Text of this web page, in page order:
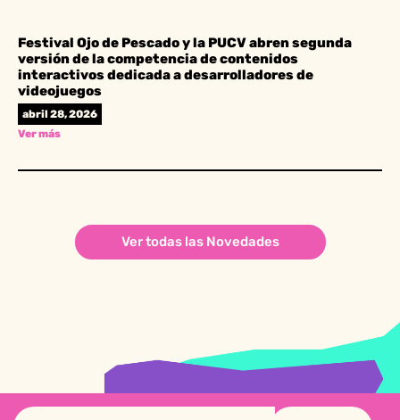
Festival Ojo de Pescado y la PUCV abren segunda
versión de la competencia de contenidos
interactivos dedicada a desarrolladores de
videojuegos
abril 28, 2026
Ver más
Ver todas las Novedades